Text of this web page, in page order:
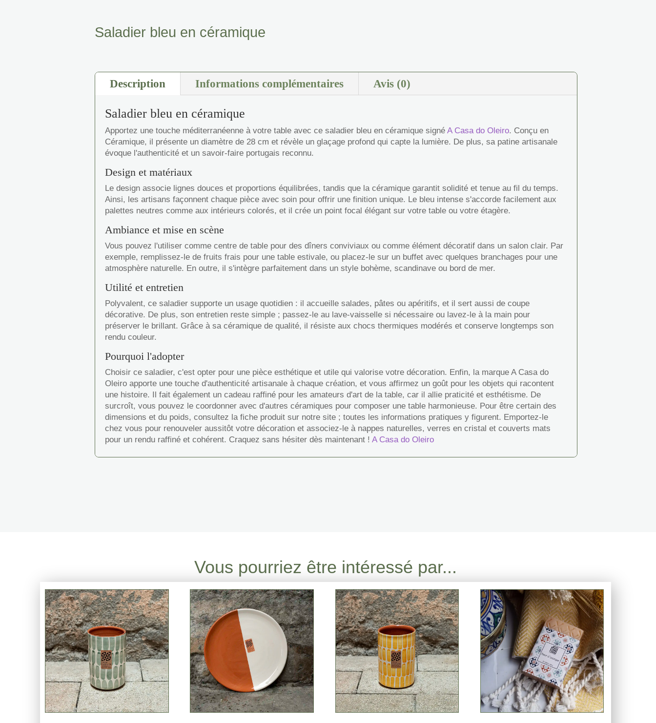
Saladier bleu en céramique
Description Informations complémentaires Avis (0)
Saladier bleu en céramique
Apportez une touche méditerranéenne à votre table avec ce saladier bleu en céramique signé A Casa do Oleiro. Conçu en
Céramique, il présente un diamètre de 28 cm et révèle un glaçage profond qui capte la lumière. De plus, sa patine artisanale
évoque l'authenticité et un savoir-faire portugais reconnu.
Design et matériaux
Le design associe lignes douces et proportions équilibrées, tandis que la céramique garantit solidité et tenue au fil du temps.
Ainsi, les artisans façonnent chaque pièce avec soin pour offrir une finition unique. Le bleu intense s'accorde facilement aux
palettes neutres comme aux intérieurs colorés, et il crée un point focal élégant sur votre table ou votre étagère.
Ambiance et mise en scène
Vous pouvez l'utiliser comme centre de table pour des dîners conviviaux ou comme élément décoratif dans un salon clair. Par
exemple, remplissez-le de fruits frais pour une table estivale, ou placez-le sur un buffet avec quelques branchages pour une
atmosphère naturelle. En outre, il s'intègre parfaitement dans un style bohème, scandinave ou bord de mer.
Utilité et entretien
Polyvalent, ce saladier supporte un usage quotidien : il accueille salades, pâtes ou apéritifs, et il sert aussi de coupe
décorative. De plus, son entretien reste simple ; passez-le au lave-vaisselle si nécessaire ou lavez-le à la main pour
préserver le brillant. Grâce à sa céramique de qualité, il résiste aux chocs thermiques modérés et conserve longtemps son
rendu couleur.
Pourquoi l'adopter
Choisir ce saladier, c'est opter pour une pièce esthétique et utile qui valorise votre décoration. Enfin, la marque A Casa do
Oleiro apporte une touche d'authenticité artisanale à chaque création, et vous affirmez un goût pour les objets qui racontent
une histoire. Il fait également un cadeau raffiné pour les amateurs d'art de la table, car il allie praticité et esthétisme. De
surcroît, vous pouvez le coordonner avec d'autres céramiques pour composer une table harmonieuse. Pour être certain des
dimensions et du poids, consultez la fiche produit sur notre site ; toutes les informations pratiques y figurent. Emportez-le
chez vous pour renouveler aussitôt votre décoration et associez-le à nappes naturelles, verres en cristal et couverts mats
pour un rendu raffiné et cohérent. Craquez sans hésiter dès maintenant ! A Casa do Oleiro
Vous pourriez être intéressé par...